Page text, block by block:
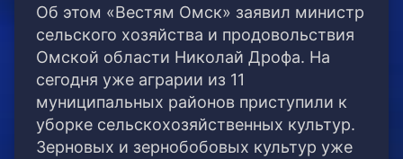
Об этом «Вестям Омск» заявил министр
сельского хозяйства и продовольствия
Омской области Николай Дрофа. На
сегодня уже аграрии из 11
муниципальных районов приступили к
уборке сельскохозяйственных культур.
Зерновых и зернобобовых культур уже